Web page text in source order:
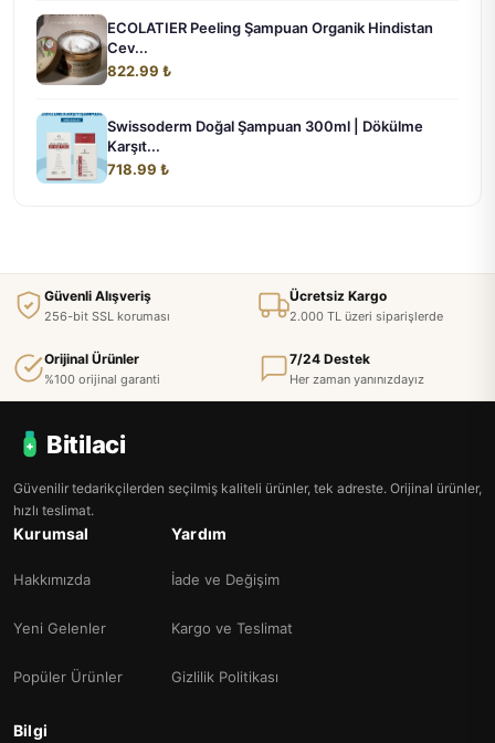
ECOLATIER Peeling Şampuan Organik Hindistan
Cev...
822.99 ₺
Swissoderm Doğal Şampuan 300ml | Dökülme
Karşıt...
718.99 ₺
Güvenli Alışveriş
256-bit SSL koruması
Ücretsiz Kargo
2.000 TL üzeri siparişlerde
Orijinal Ürünler
%100 orijinal garanti
7/24 Destek
Her zaman yanınızdayız
Bitilaci
Güvenilir tedarikçilerden seçilmiş kaliteli ürünler, tek adreste. Orijinal ürünler,
hızlı teslimat.
Kurumsal
Hakkımızda
Yeni Gelenler
Popüler Ürünler
Yardım
İade ve Değişim
Kargo ve Teslimat
Gizlilik Politikası
Bilgi